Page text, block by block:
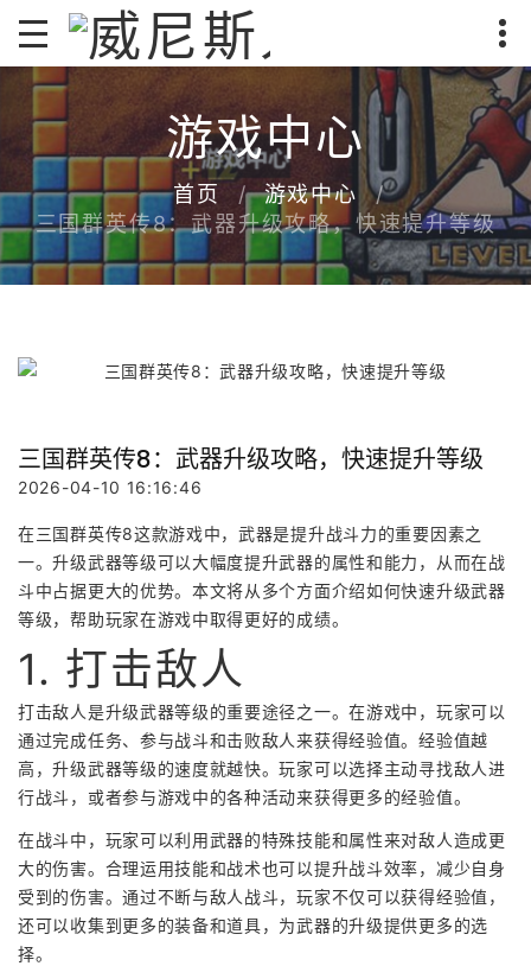
游戏中心
首页
游戏中心
三国群英传8：武器升级攻略，快速提升等级
三国群英传8：武器升级攻略，快速提升等级
2026-04-10 16:16:46
在三国群英传8这款游戏中，武器是提升战斗力的重要因素之
一。升级武器等级可以大幅度提升武器的属性和能力，从而在战
斗中占据更大的优势。本文将从多个方面介绍如何快速升级武器
等级，帮助玩家在游戏中取得更好的成绩。
1. 打击敌人
打击敌人是升级武器等级的重要途径之一。在游戏中，玩家可以
通过完成任务、参与战斗和击败敌人来获得经验值。经验值越
高，升级武器等级的速度就越快。玩家可以选择主动寻找敌人进
行战斗，或者参与游戏中的各种活动来获得更多的经验值。
在战斗中，玩家可以利用武器的特殊技能和属性来对敌人造成更
大的伤害。合理运用技能和战术也可以提升战斗效率，减少自身
受到的伤害。通过不断与敌人战斗，玩家不仅可以获得经验值，
还可以收集到更多的装备和道具，为武器的升级提供更多的选
择。